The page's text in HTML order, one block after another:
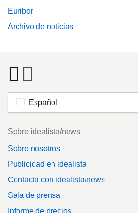
Euribor
Archivo de noticias
Español
Footer
Sobre idealista/news
Sobre nosotros
Publicidad en idealista
Contacta con idealista/news
Sala de prensa
Informe de precios